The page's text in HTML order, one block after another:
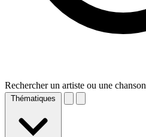
Rechercher un artiste ou une chanson
Thématiques